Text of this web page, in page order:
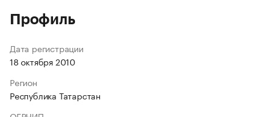
Профиль
Дата регистрации
18 октября 2010
Регион
Республика Татарстан